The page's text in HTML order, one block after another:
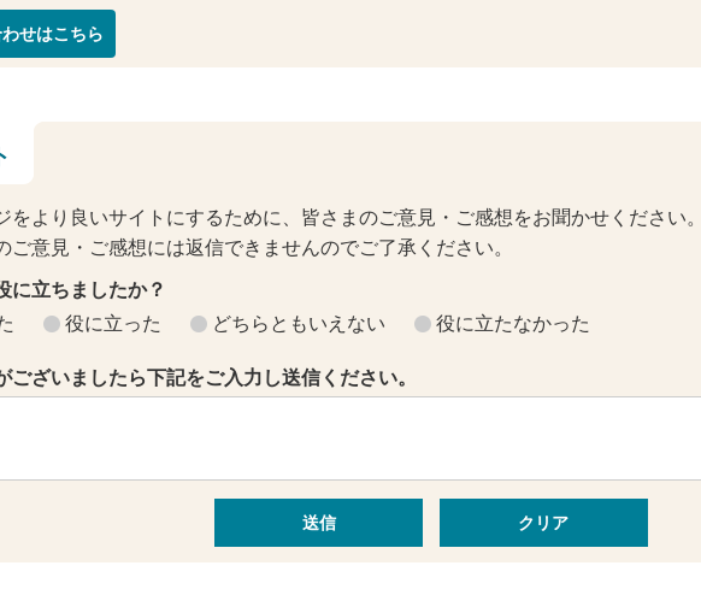
せはこちら
をより良いサイトにするために、皆さまのご意見・ご感想をお聞かせください
ご意見・ご感想には返信できませんのでご了承ください。
に立ちましたか？
役に立った どちらともいえない 役に立たなかった
ございましたら下記をご入力し送信ください。